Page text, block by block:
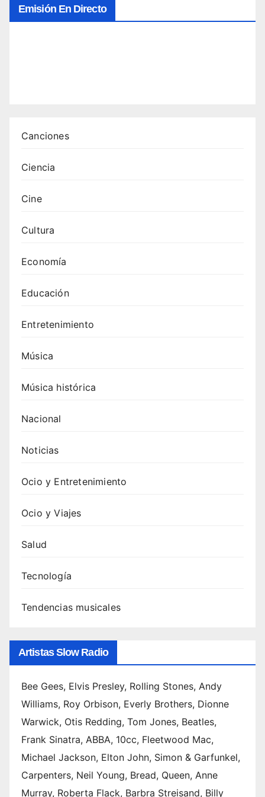
Emisión En Directo
Canciones
Ciencia
Cine
Cultura
Economía
Educación
Entretenimiento
Música
Música histórica
Nacional
Noticias
Ocio y Entretenimiento
Ocio y Viajes
Salud
Tecnología
Tendencias musicales
Artistas Slow Radio
Bee Gees, Elvis Presley, Rolling Stones, Andy
Williams, Roy Orbison, Everly Brothers, Dionne
Warwick, Otis Redding, Tom Jones, Beatles,
Frank Sinatra, ABBA, 10cc, Fleetwood Mac,
Michael Jackson, Elton John, Simon & Garfunkel,
Carpenters, Neil Young, Bread, Queen, Anne
Murray, Roberta Flack, Barbra Streisand, Billy